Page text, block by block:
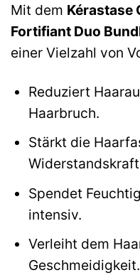
Mit dem Kérastase
Fortifiant Duo
einer Vielzahl von
Reduziert
Haarbruch.
Stärkt die
Spendet
intensiv.
Verleiht dem
Geschmeidigkeit.